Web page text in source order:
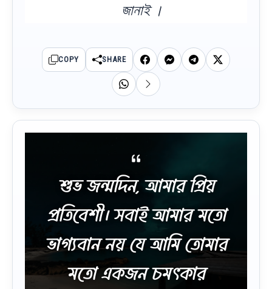
জানাই ।
COPY SHARE
শুভ জন্মদিন, আমার প্রিয়
প্রতিবেশী। সবাই আমার মতো
ভাগ্যবান নয় যে আমি তোমার
মতো একজন চমৎকার